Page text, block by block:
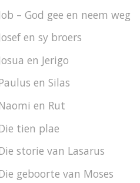
– God gee en neem weg
en sy broers
en Jerigo
en Silas
en Rut
tien plae
storie van Lasarus
geboorte van Moses